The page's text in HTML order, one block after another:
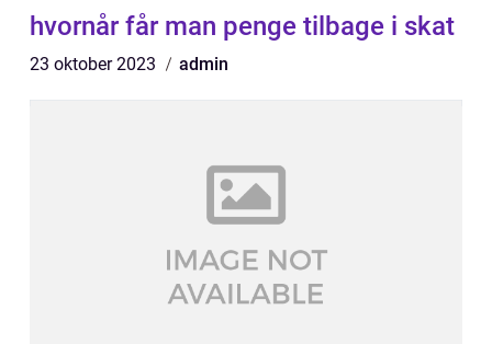
hvornår får man penge tilbage i skat
23 oktober 2023 admin